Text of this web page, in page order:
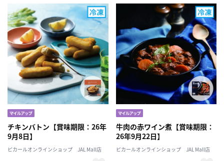
チキンバトン【賞味期限：26年
9月8日】
ピカールオンラインショップ JAL Mall店
牛肉の赤ワイン煮【賞味期限：
26年9月22日】
ピカールオンラインショップ JAL Mall店